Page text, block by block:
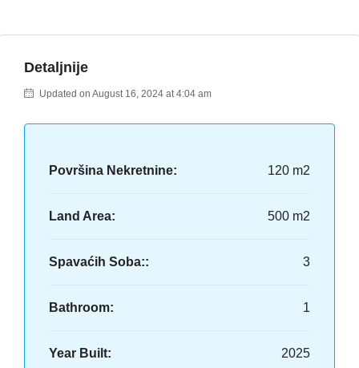
Detaljnije
Updated on August 16, 2024 at 4:04 am
Površina Nekretnine: 120 m2
Land Area: 500 m2
Spavaćih Soba:: 3
Bathroom: 1
Year Built: 2025